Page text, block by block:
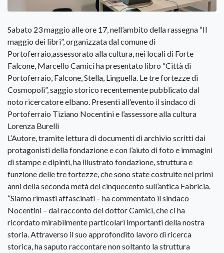
Sabato 23 maggio alle ore 17, nell’ambito della rassegna “Il
maggio dei libri”, organizzata dal comune di
Portoferraio,assessorato alla cultura, nei locali di Forte
Falcone, Marcello Camici ha presentato libro “Città di
Portoferraio, Falcone, Stella, Linguella. Le tre fortezze di
Cosmopoli”, saggio storico recentemente pubblicato dal
noto ricercatore elbano. Presenti all’evento il sindaco di
Portoferraio Tiziano Nocentini e l’assessore alla cultura
Lorenza Burelli
L’Autore, tramite lettura di documenti di archivio scritti dai
protagonisti della fondazione e con l’aiuto di foto e immagini
di stampe e dipinti, ha illustrato fondazione, struttura e
funzione delle tre fortezze, che sono state costruite nei primi
anni della seconda metà del cinquecento sull’antica Fabricia.
“Siamo rimasti affascinati – ha commentato il sindaco
Nocentini – dal racconto del dottor Camici, che ci ha
ricordato mirabilmente particolari importanti della nostra
storia. Attraverso il suo approfondito lavoro di ricerca
storica, ha saputo raccontare non soltanto la struttura